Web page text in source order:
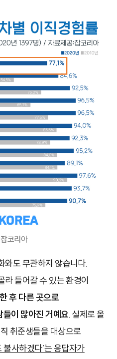
잡코리아
와도 무관하지 않습니다.
라 들어갈 수 있는 환경이
후 다른 곳으로
이 많아진 거예요. 실제로 올
취준생들을 대상으로
불사하겠다’는 응답자가